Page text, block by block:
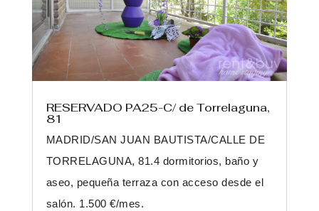
RESERVADO PA25-C/ de Torrelaguna,
81
MADRID/SAN JUAN BAUTISTA/CALLE DE
TORRELAGUNA, 81.4 dormitorios, baño y
aseo, pequeña terraza con acceso desde el
salón. 1.500 €/mes.